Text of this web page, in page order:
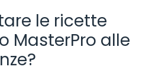
le ricette
MasterPro alle